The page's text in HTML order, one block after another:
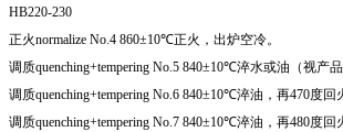
HB220-230
正火normalize No.4 860±10℃正火，出炉空冷。
调质quenching+tempering No.5 840±10℃淬水或油（视产
调质quenching+tempering No.6 840±10℃淬油，再470度回
调质quenching+tempering No.7 840±10℃淬油，再480度回